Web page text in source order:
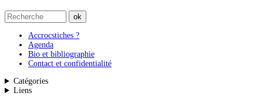
Accrocstiches ?
Agenda
Bio et bibliographie
Contact et confidentialité
Catégories
Liens